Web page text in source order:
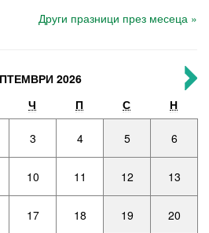
Други празници през месеца »
2026
Ч П С Н
3 4 5 6
10 11 12 13
17 18 19 20